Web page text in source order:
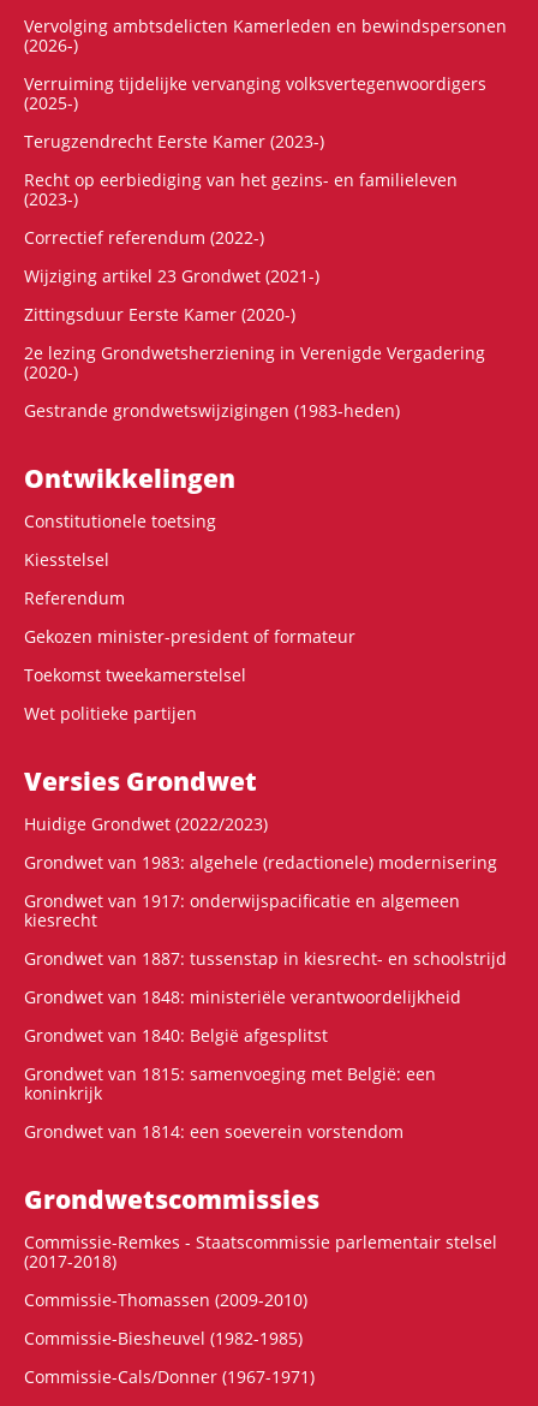
Vervolging ambtsdelicten Kamerleden en bewindspersonen
(2026-)
Verruiming tijdelijke vervanging volksvertegenwoordigers
(2025-)
Terugzendrecht Eerste Kamer (2023-)
Recht op eerbiediging van het gezins- en familieleven
(2023-)
Correctief referendum (2022-)
Wijziging artikel 23 Grondwet (2021-)
Zittingsduur Eerste Kamer (2020-)
2e lezing Grondwetsherziening in Verenigde Vergadering
(2020-)
Gestrande grondwetswijzigingen (1983-heden)
Ontwikke­lingen
Constitutionele toetsing
Kiesstelsel
Referendum
Gekozen minister-president of formateur
Toekomst tweekamerstelsel
Wet politieke partijen
Versies Grondwet
Huidige Grondwet (2022/2023)
Grondwet van 1983: algehele (redactionele) modernisering
Grondwet van 1917: onderwijspacificatie en algemeen
kiesrecht
Grondwet van 1887: tussenstap in kiesrecht- en schoolstrijd
Grondwet van 1848: ministeriële verantwoordelijkheid
Grondwet van 1840: België afgesplitst
Grondwet van 1815: samenvoeging met België: een
koninkrijk
Grondwet van 1814: een soeverein vorstendom
Grondwets­commissies
Commissie-Remkes - Staatscommissie parlementair stelsel
(2017-2018)
Commissie-Thomassen (2009-2010)
Commissie-Biesheuvel (1982-1985)
Commissie-Cals/Donner (1967-1971)